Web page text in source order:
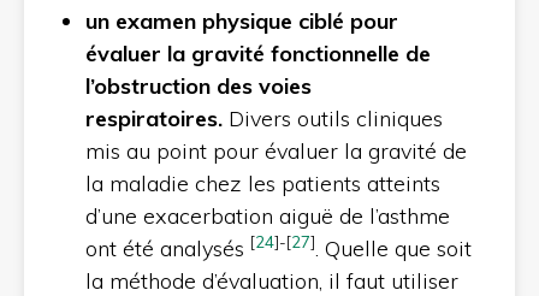
un examen physique ciblé pour
évaluer la gravité fonctionnelle de
l’obstruction des voies
respiratoires. Divers outils cliniques
mis au point pour évaluer la gravité de
la maladie chez les patients atteints
d’une exacerbation aiguë de l’asthme
ont été analysés [24]-[27]. Quelle que soit
la méthode d’évaluation, il faut utiliser